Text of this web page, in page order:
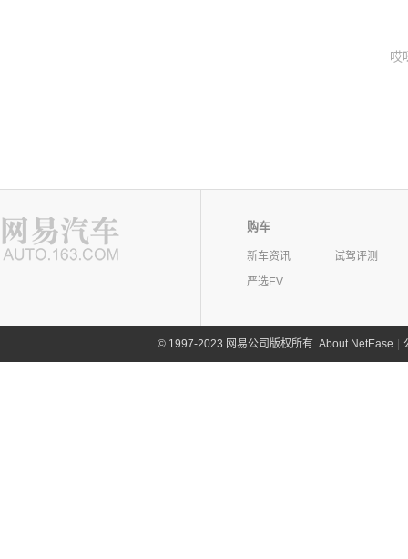
哎
购车
新车资讯
试驾评测
严选EV
©1997-2023 网易公司版权所有 About NetEase